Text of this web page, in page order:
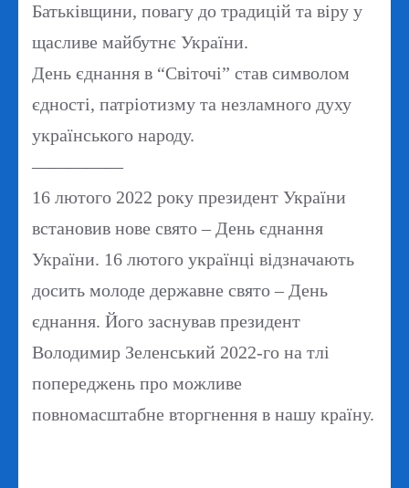
Батьківщини, повагу до традицій та віру у
щасливе майбутнє України.
День єднання в “Світочі” став символом
єдності, патріотизму та незламного духу
українського народу.
—————
16 лютого 2022 року президент України
встановив нове свято – День єднання
України. 16 лютого українці відзначають
досить молоде державне свято – День
єднання. Його заснував президент
Володимир Зеленський 2022-го на тлі
попереджень про можливе
повномасштабне вторгнення в нашу країну.